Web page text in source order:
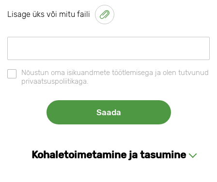
Lisage üks või mitu faili
Nõustun oma isikuandmete töötlemisega ja olen tutvunud
privaatsuspoliitikaga.
Kohaletoimetamine ja tasumine